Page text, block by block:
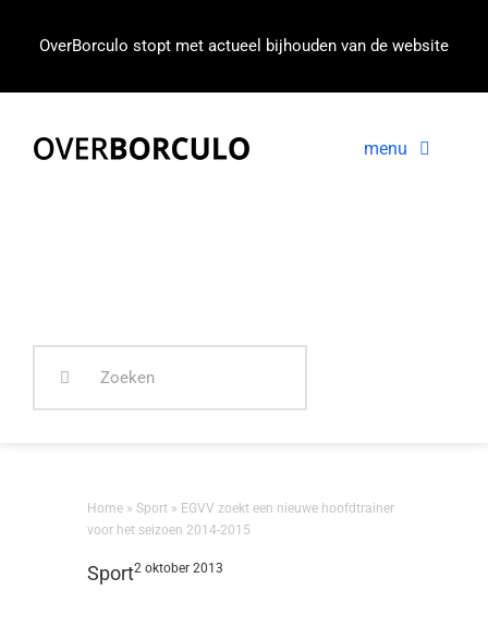
OverBorculo stopt met actueel bijhouden van de website
menu
Home »Sport » EGVV zoekt een nieuwe hoofdtrainer
voor het seizoen 2014-2015
Sport2 oktober 2013